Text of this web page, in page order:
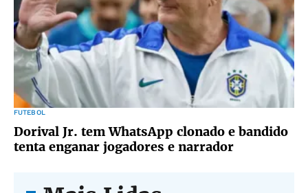
FUTEBOL
Dorival Jr. tem WhatsApp clonado e bandido
tenta enganar jogadores e narrador